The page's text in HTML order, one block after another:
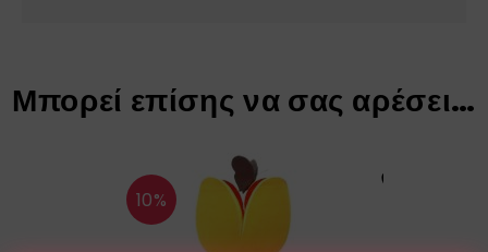
Μπορεί επίσης να σας αρέσει…
10%